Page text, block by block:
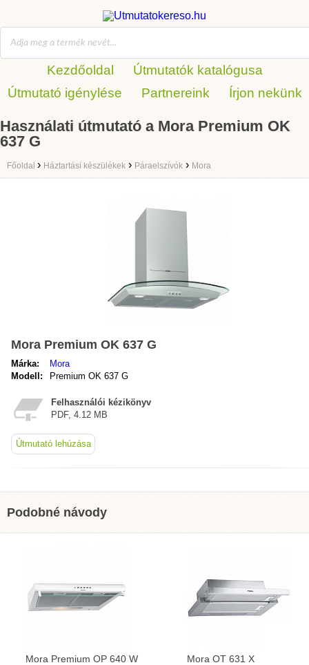
Kezdőoldal
Útmutatók katalógusa
Útmutató igénylése
Partnereink Írjon nekünk
Használati útmutató a Mora Premium OK
637 G
Főoldal › Háztartási készülékek › Páraelszívók › Mora
Mora Premium OK 637 G
Márka:
Mora
Modell:
Premium OK 637 G
Felhasználói kézikönyv
PDF, 4.12 MB
Útmutató lehúzása
Podobné návody
Mora Premium OP 640 W Mora OT 631 X